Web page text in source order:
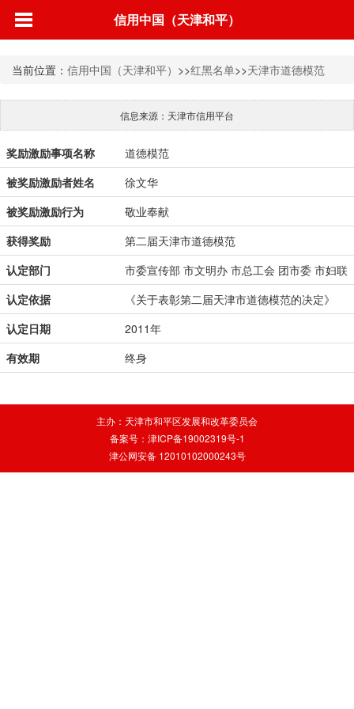
信用中国（天津和平）
当前位置： 信用中国（天津和平） >>红黑名单>>天津市道德模范
信息来源：天津市信用平台
奖励激励事项名称
道德模范
被奖励激励者姓名
徐文华
被奖励激励行为
敬业奉献
获得奖励
第二届天津市道德模范
认定部门
市委宣传部 市文明办 市总工会 团市委 市妇联
认定依据
《关于表彰第二届天津市道德模范的决定》
认定日期
2011年
有效期
终身
主办：天津市和平区发展和改革委员会
备案号：津ICP备19002319号-1
津公网安备 12010102000243号